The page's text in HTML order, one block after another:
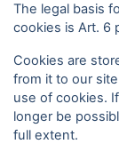
The legal basis
cookies is Art. 6
Cookies are
from it to our
use of cookies.
longer be
full extent.